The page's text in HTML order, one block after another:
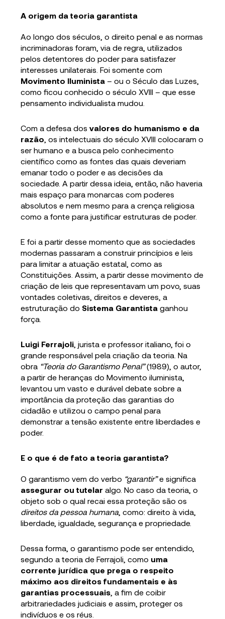
A origem da teoria garantista
Ao longo dos séculos, o direito penal e as normas
incriminadoras foram, via de regra, utilizados
pelos detentores do poder para satisfazer
interesses unilaterais. Foi somente com
Movimento Iluminista – ou o Século das Luzes,
como ficou conhecido o século XVIII – que esse
pensamento individualista mudou.
Com a defesa dosvalores do humanismo e da
razão , os intelectuais do século XVIII colocaram o
ser humano e a busca pelo conhecimento
científico como as fontes das quais deveriam
emanar todo o poder e as decisões da
sociedade. A partir dessa ideia, então, não haveria
mais espaço para monarcas com poderes
absolutos e nem mesmo para a crença religiosa
como a fonte para justificar estruturas de poder.
E foi a partir desse momento que as sociedades
modernas passaram a construir princípios e leis
para limitar a atuação estatal, como as
Constituições. Assim, a partir desse movimento de
criação de leis que representavam um povo, suas
vontades coletivas, direitos e deveres, a
estruturação do Sistema Garantista ganhou
força.
Luigi Ferrajoli , jurista e professor italiano, foi o
grande responsável pela criação da teoria. Na
obra “Teoria do Garantismo Penal”(1989), o autor,
a partir de heranças do Movimento iluminista,
levantou um vasto e durável debate sobre a
importância da proteção das garantias do
cidadão e utilizou o campo penal para
demonstrar a tensão existente entre liberdades e
poder.
E o que é de fato a teoria garantista?
O garantismo vem do verbo “garantir”e significa
assegurar ou tutelar algo. No caso da teoria, o
objeto sob o qual recai essa proteção são os
direitos da pessoa humana , como: direito à vida,
liberdade, igualdade, segurança e propriedade.
Dessa forma, o garantismo pode ser entendido,
segundo a teoria de Ferrajoli, como uma
corrente jurídica que prega o respeito
máximo aos direitos fundamentais e às
garantias processuais , a fim de coibir
arbitrariedades judiciais e assim, proteger os
indivíduos e os réus.